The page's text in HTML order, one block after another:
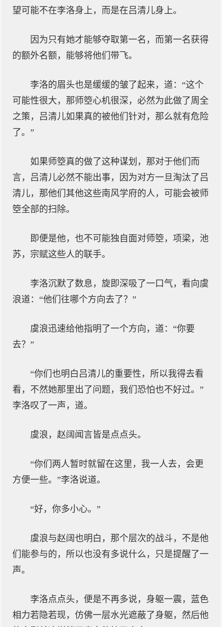
望可能不在李洛身上，而是在吕清儿身上。
因为只有她才能够夺取第一名，而第一名获得
的额外名额，能够将他们带飞。
李洛的眉头也是缓缓的皱了起来，道：“这个
可能性很大，那师箜心机很深，必然为此做了周全
之策，吕清儿如果真的被他们针对，那么就有危险
了。”
如果师箜真的做了这种谋划，那对于他们而
言，吕清儿必然不能出事，因为对方一旦淘汰了吕
清儿，那他们其他这些南风学府的人，可能会被师
箜全部的扫除。
即便是他，也不可能独自面对师箜，项梁，池
苏，宗赋这些人的联手。
李洛沉默了数息，旋即深吸了一口气，看向虞
浪道：“他们往哪个方向去了？”
虞浪迅速给他指明了一个方向，道：“你要
去？”
“你们也明白吕清儿的重要性，所以我得去看
看，不然她那里出了问题，我们恐怕也不好过。”
李洛叹了一声，道。
虞浪，赵阔闻言皆是点点头。
“你们两人暂时就留在这里，我一人去，会更
方便一些。”李洛说道。
“好，你多小心。”
虞浪与赵阔也明白，那个层次的战斗，不是他
们能参与的，所以也没有多说什么，只是提醒了一
声。
李洛点点头，便是不再多说，身躯一震，蓝色
相力若隐若现，仿佛一层水光遮蔽了身躯，然后他